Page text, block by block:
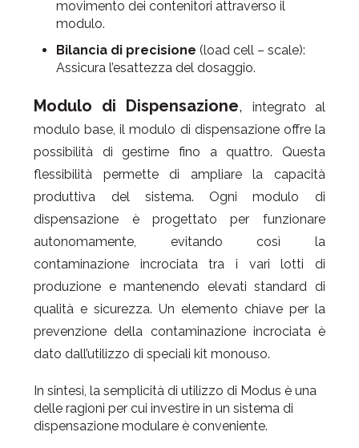
movimento dei contenitori attraverso il
modulo.
Bilancia di precisione (load cell – scale):
Assicura l’esattezza del dosaggio.
Modulo di Dispensazione,
integrato al
modulo base, il modulo di dispensazione offre la
possibilità di gestirne fino a quattro. Questa
flessibilità permette di ampliare la capacità
produttiva del sistema. Ogni modulo di
dispensazione è progettato per funzionare
autonomamente, evitando così la
contaminazione incrociata tra i vari lotti di
produzione e mantenendo elevati standard di
qualità e sicurezza. Un elemento chiave per la
prevenzione della contaminazione incrociata è
dato dall’utilizzo di speciali kit monouso.
In sintesi, la semplicità di utilizzo di Modus è una
delle ragioni per cui investire in un sistema di
dispensazione modulare è conveniente.